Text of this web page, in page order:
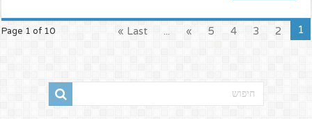
Page 1 of 10 1
2
3
4
5
»
...
Last »